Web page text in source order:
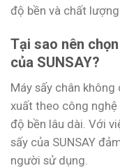
độ bền và chất
Tại sao nên
của SUNSAY?
Máy sấy chân không
xuất theo công nghệ
độ bền lâu dài. Với
sấy của SUNSAY
người sử dụng.